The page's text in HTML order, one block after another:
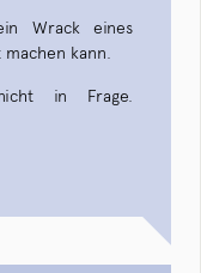
Wrack eines
kann.
in Frage.